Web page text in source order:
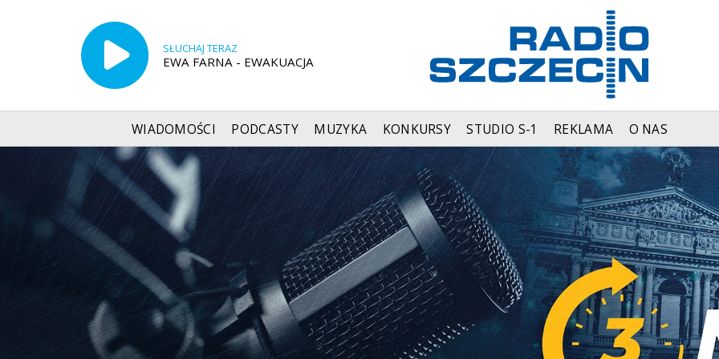
SŁUCHAJ TERAZ
EWA FARNA - EWAKUACJA
WIADOMOŚCI PODCASTY MUZYKA KONKURSY STUDIO S-1 REKLAMA O NAS